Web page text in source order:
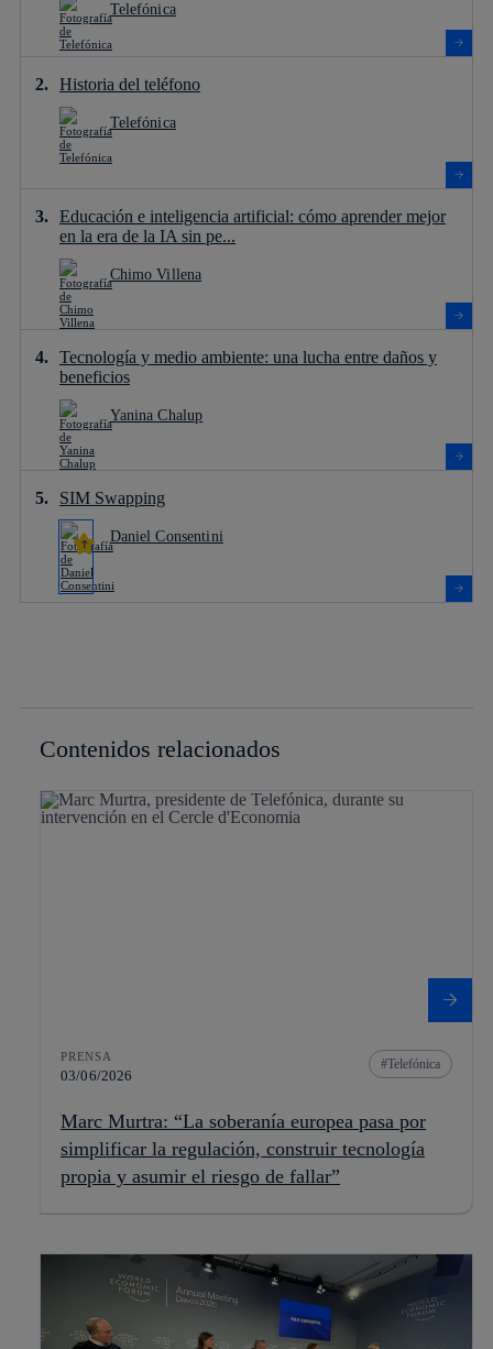
Telefónica
Historia del teléfono
Telefónica
Educación e inteligencia artificial: cómo aprender mejor
en la era de la IA sin pe...
Chimo Villena
Tecnología y medio ambiente: una lucha entre daños y
beneficios
Yanina Chalup
SIM Swapping
Daniel Consentini
Contenidos relacionados
PRENSA
03/06/2026
Telefónica
Marc Murtra: “La soberanía europea pasa por
simplificar la regulación, construir tecnología
propia y asumir el riesgo de fallar”